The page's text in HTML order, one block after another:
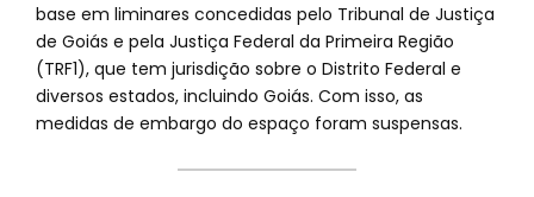
base em liminares concedidas pelo Tribunal de Justiça
de Goiás e pela Justiça Federal da Primeira Região
(TRF1), que tem jurisdição sobre o Distrito Federal e
diversos estados, incluindo Goiás. Com isso, as
medidas de embargo do espaço foram suspensas.